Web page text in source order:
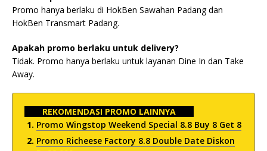
Promo hanya berlaku di HokBen Sawahan Padang dan
HokBen Transmart Padang.
Apakah promo berlaku untuk delivery?
Tidak. Promo hanya berlaku untuk layanan Dine In dan Take
Away.
REKOMENDASI PROMO LAINNYA
Promo Wingstop Weekend Special 8.8 Buy 8 Get 8
Promo Richeese Factory 8.8 Double Date Diskon